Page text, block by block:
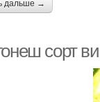
дальше →
сорт